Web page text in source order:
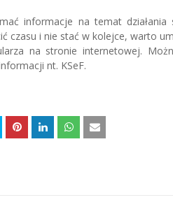
informacje na temat
czasu i nie stać w kolejce, warto
na stronie internetowej.
nt. KSeF.